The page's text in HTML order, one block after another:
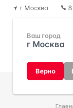
г Москва
Ваш город
г Москва
Верно